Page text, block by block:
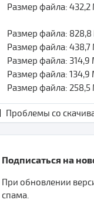
Размер файла: 432,2
Размер файла:
Размер файла: 438,7
Размер файла: 314,9
Размер файла: 134,9
Размер файла: 258,5
Проблемы со
Подписаться на
При обновлении
спама.